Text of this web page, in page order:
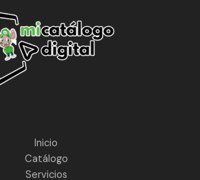
Inicio
Catálogo
Servicios